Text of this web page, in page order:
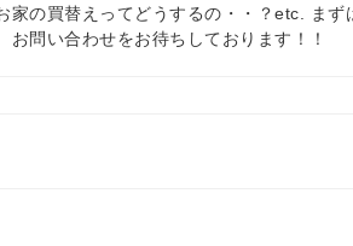
の買替えってどうするの・・？etc. まず
問い合わせをお待ちしております！！